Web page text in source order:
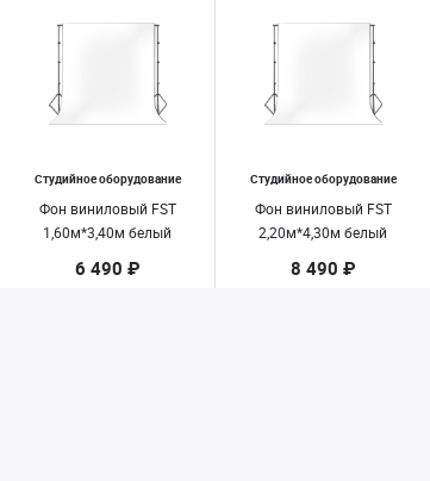
Студийное оборудование
Фон виниловый FST
1,60м*3,40м белый
6 490 ₽
Студийное оборудование
Фон виниловый FST
2,20м*4,30м белый
8 490 ₽